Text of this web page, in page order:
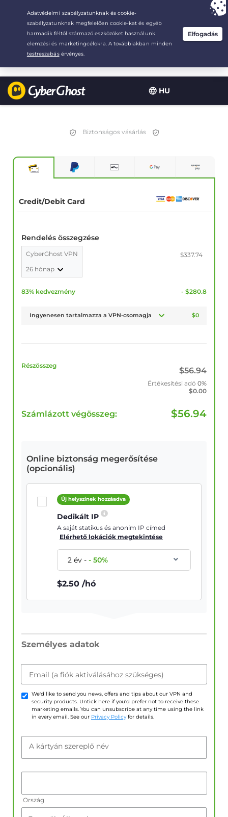
HU
Your choice:The Best Deal for 2.1666666666667-years at $
/month
Biztonságos vásárlás
Credit/Debit Card
Rendelés összegzése
CyberGhost VPN
26 hónap
$337.74
83% kedvezmény - $280.8
Ingyenesen tartalmazza a VPN-csomagja $0
Részösszeg
$56.94
Értékesítési adó 0%
$0.00
Számlázott végösszeg: $56.94
Online biztonság megerősítése
(opcionális)
Új helyszínek hozzáadva
Dedikált IP
A saját statikus és anonim IP címed
Elérhető lokációk megtekintése
2 év--50%
$2.50 /hó
Személyes adatok
Email (a fiók aktiválásához szükséges)
We'd like to send you news, offers and tips about our VPN and
security products. Untick here if you'd prefer not to receive these
marketing emails. You can unsubscribe at any time using the link
in every email. See our Privacy Policy for details.
A kártyán szereplő név
Ország